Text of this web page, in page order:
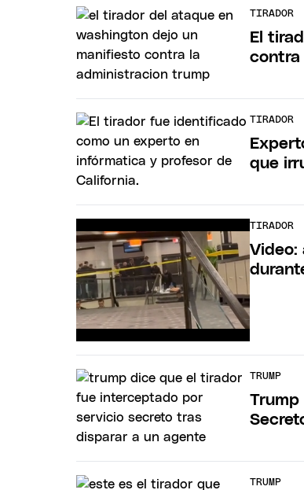
TIRADOR
El
contra
TIRADOR
que
TIRADOR
Video:
TRUMP
TRUMP